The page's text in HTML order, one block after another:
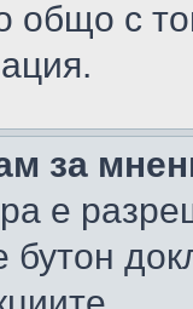
общо с
за
е
бутон